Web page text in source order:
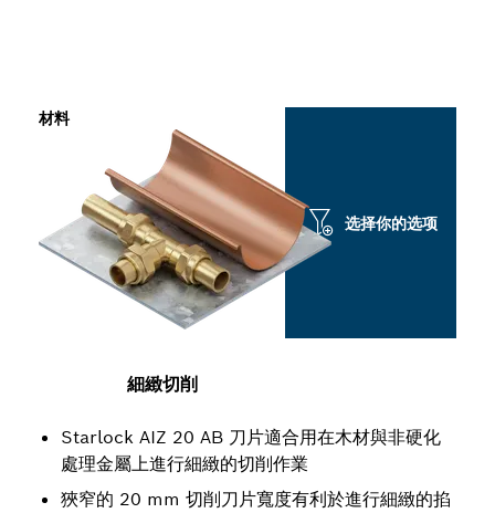
細緻切削
Starlock AIZ 20 AB 刀片適合用在木材與非硬化
處理金屬上進行細緻的切削作業
狹窄的 20 mm 切削刀片寬度有利於進行細緻的掐
材料
选择你的选项